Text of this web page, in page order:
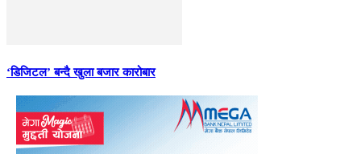
‘डिजिटल’ बन्दै खुला बजार कारोबार